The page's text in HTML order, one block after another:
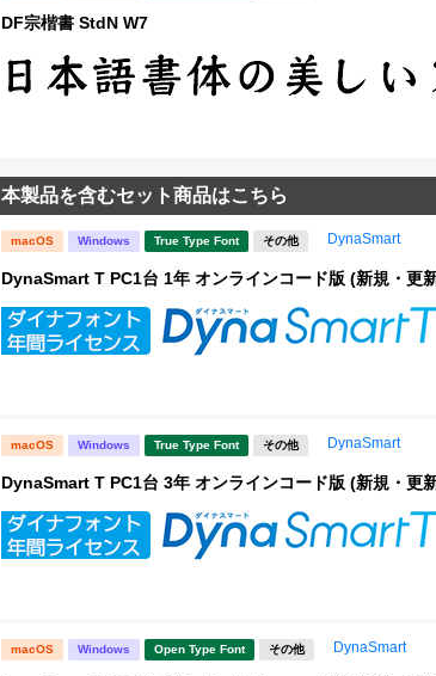
DF宗楷書 StdN W7
本製品を含むセット商品はこちら
macOS Windows True Type Font その他 DynaSmart
DynaSmart T PC1台 1年 オンラインコード版 (新規・更
macOS Windows True Type Font その他 DynaSmart
DynaSmart T PC1台 3年 オンラインコード版 (新規・更
macOS Windows Open Type Font その他 DynaSmart